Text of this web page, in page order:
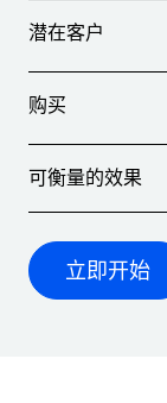
潜在客户
购买
可衡量的效果
立即开始